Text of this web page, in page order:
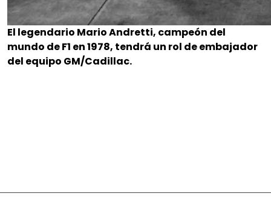
El legendario Mario Andretti, campeón del
mundo de F1 en 1978, tendrá un rol de embajador
del equipo GM/Cadillac.